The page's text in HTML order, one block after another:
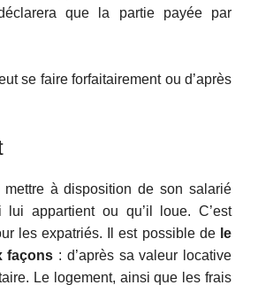
que la partie payée par
se faire forfaitairement ou d’après
mettre à disposition de son salarié
lui appartient ou qu’il loue. C’est
les expatriés. Il est possible de le
façons : d’après sa valeur locative
Le logement, ainsi que les frais